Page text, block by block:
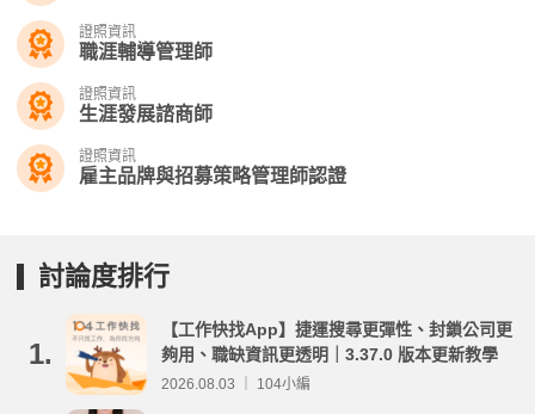
證照資訊
職涯輔導管理師
證照資訊
生涯發展諮商師
證照資訊
雇主品牌與招募策略管理師認證
討論度排行
1.
【工作快找App】捷運搜尋更彈性、封鎖公司更
夠用、職缺資訊更透明｜3.37.0 版本更新教學
2026.08.03 ｜ 104小編